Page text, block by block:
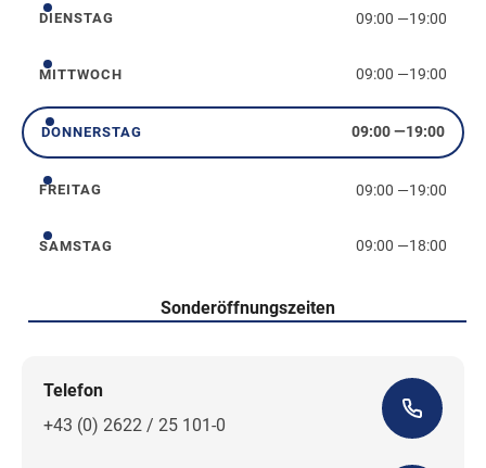
Dienstag
DIENSTAG 09:00 —19:00
Mittwoch
MITTWOCH 09:00 —19:00
Donnerstag
DONNERSTAG 09:00—19:00
Freitag
FREITAG 09:00 —19:00
Samstag
SAMSTAG 09:00 —18:00
Sonderöffnungszeiten
Telefon
+43 (0) 2622 / 25 101-0